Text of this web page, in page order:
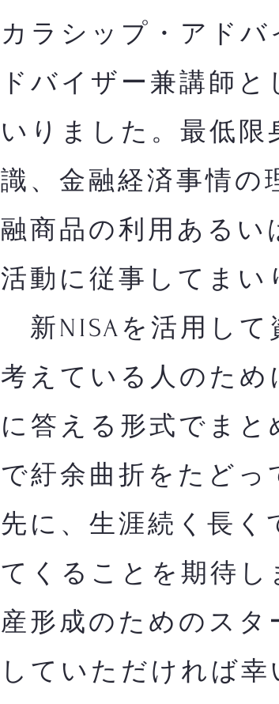
カラシップ・アドバ
ドバイザー兼講師と
いりました。最低限
識、金融経済事情の
融商品の利用あるい
活動に従事してま
新NISAを活用して
考えている人のため
に答える形式でまと
で紆余曲折をたどっ
先に、生涯続く長く
てくることを期待し
産形成のためのスタ
していただければ幸